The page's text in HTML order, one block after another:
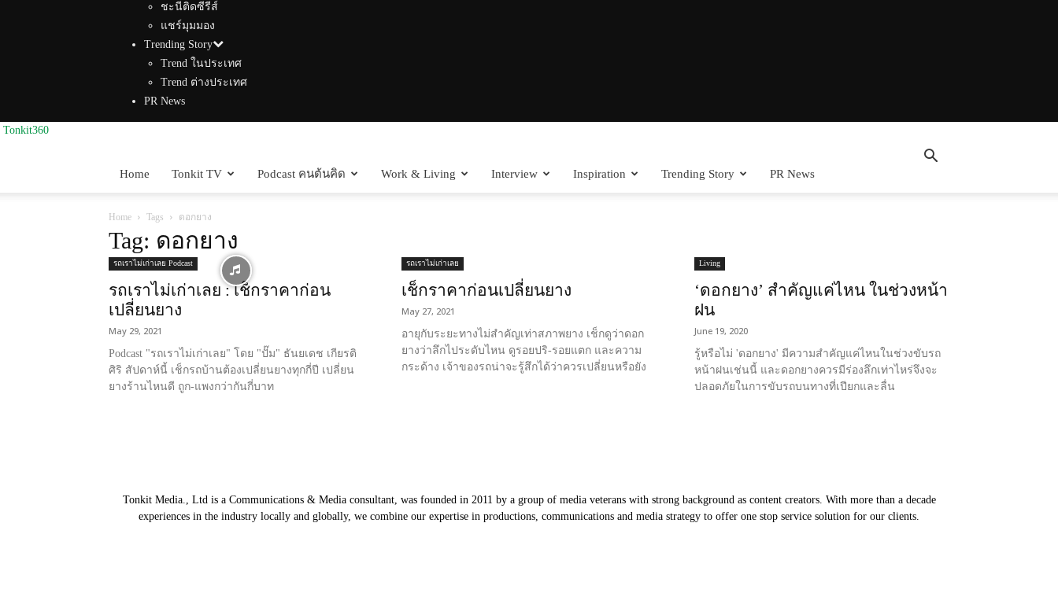
ชะนีติดซีรีส์
แชร์มุมมอง
Trending Story
Trend ในประเทศ
Trend ต่างประเทศ
PR News
Tonkit360
Home Tonkit TV Podcast คนต้นคิด Work & Living Interview Inspiration Trending Story PR News
Home Tags ดอกยาง
Tag: ดอกยาง
รถเราไม่เก่าเลย Podcast
รถเราไม่เก่าเลย : เช็กราคาก่อน
เปลี่ยนยาง
May 29, 2021
Podcast "รถเราไม่เก่าเลย" โดย "ปั๊ม" ธันยเดช เกียรติ
ศิริ สัปดาห์นี้ เช็กรถบ้านต้องเปลี่ยนยางทุกกี่ปี เปลี่ยน
ยางร้านไหนดี ถูก-แพงกว่ากันกี่บาท
รถเราไม่เก่าเลย
เช็กราคาก่อนเปลี่ยนยาง
May 27, 2021
อายุกับระยะทางไม่สำคัญเท่าสภาพยาง เช็กดูว่าดอก
ยางว่าลึกไประดับไหน ดูรอยปริ-รอยแตก และความ
กระด้าง เจ้าของรถน่าจะรู้สึกได้ว่าควรเปลี่ยนหรือยัง
Living
‘ดอกยาง’ สำคัญแค่ไหน ในช่วงหน้า
ฝน
June 19, 2020
รู้หรือไม่ 'ดอกยาง' มีความสำคัญแค่ไหนในช่วงขับรถ
หน้าฝนเช่นนี้ และดอกยางควรมีร่องลึกเท่าไหร่จึงจะ
ปลอดภัยในการขับรถบนทางที่เปียกและลื่น
Tonkit Media., Ltd is a Communications & Media consultant, was founded in 2011 by a group of media veterans with strong background as content creators. With more than a decade
experiences in the industry locally and globally, we combine our expertise in productions, communications and media strategy to offer one stop service solution for our clients.